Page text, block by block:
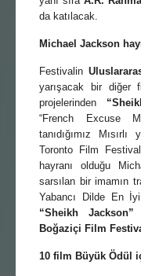
da katılacak.
Michael Jackson
Festivalin
yarışacak bir diğer
projelerinden
“French Excuse
tanıdığımız Mısırlı
Toronto Film
hayranı olduğu
sarsılan bir imamın
Yabancı Dilde En
“Sheikh
Boğaziçi Film
10 film Büyük Ödül